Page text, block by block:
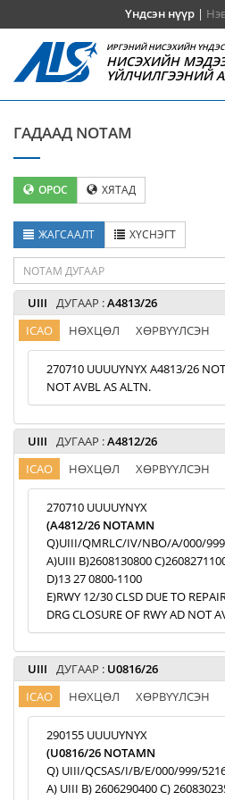
Үндсэн нүүр|
ИРГЭНИЙ НИСЭХИЙН
НИСЭХИЙН
ҮЙЛЧИЛГЭЭНИЙ
ГАДААД NOTAM
ОРОС ХЯТАД
ЖАГСААЛТ ХҮСНЭГТ
UIII ДУГААР :A4813/26
ICAO НӨХЦӨЛ ХӨРВҮҮЛСЭН
270710 UUUUYNYX A4813/26
NOT AVBL AS ALTN.
UIII ДУГААР :A4812/26
ICAO НӨХЦӨЛ ХӨРВҮҮЛСЭН
270710 UUUUYNYX
(A4812/26 NOTAMN
Q)UIII/QMRLC/IV/NBO/A/000/
A)UIII B)2608130800
D)13 27 0800-1100
E)RWY 12/30 CLSD DUE TO
DRG CLOSURE OF RWY AD NOT
UIII ДУГААР : U0816/26
ICAO НӨХЦӨЛ ХӨРВҮҮЛСЭН
290155 UUUUYNYX
(U0816/26 NOTAMN
Q) UIII/QCSAS/I/B/E/000/999/
A) UIII B) 2606290400 C)